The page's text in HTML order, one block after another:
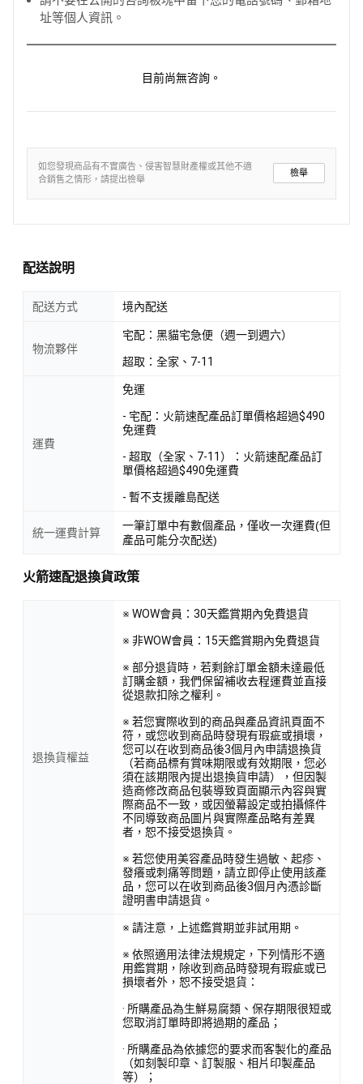
址等個人資訊。
目前尚無咨詢。
如您發現商品有不實廣告、侵害智慧財產權或其他不適
合銷售之情形，請提出檢舉
檢舉
配送說明
配送方式 境內配送
物流夥伴
宅配：黑貓宅急便（週一到週六）
超取：全家、7-11
運費
免運
- 宅配：火箭速配產品訂單價格超過$490
免運費
- 超取（全家、7-11）：火箭速配產品訂
單價格超過$490免運費
- 暫不支援離島配送
統一運費計算
一筆訂單中有數個產品，僅收一次運費(但
產品可能分次配送)
火箭速配退換貨政策
退換貨權益
※ WOW會員：30天鑑賞期內免費退貨
※ 非WOW會員：15天鑑賞期內免費退貨
※ 部分退貨時，若剩餘訂單金額未達最低
訂購金額，我們保留補收去程運費並直接
從退款扣除之權利。
※ 若您實際收到的商品與產品資訊頁面不
符，或您收到商品時發現有瑕疵或損壞，
您可以在收到商品後3個月內申請退換貨
（若商品標有賞味期限或有效期限，您必
須在該期限內提出退換貨申請），但因製
造商修改商品包裝導致頁面顯示內容與實
際商品不一致，或因螢幕設定或拍攝條件
不同導致商品圖片與實際產品略有差異
者，恕不接受退換貨。
※ 若您使用美容產品時發生過敏、起疹、
發癢或刺痛等問題，請立即停止使用該產
品，您可以在收到商品後3個月內憑診斷
證明書申請退貨。
※ 請注意，上述鑑賞期並非試用期。
※ 依照適用法律法規規定，下列情形不適
用鑑賞期，除收到商品時發現有瑕疵或已
損壞者外，恕不接受退貨：
· 所購產品為生鮮易腐類、保存期限很短或
您取消訂單時即將過期的產品；
· 所購產品為依據您的要求而客製化的產品
（如刻製印章、訂製服、相片印製產品
等）；